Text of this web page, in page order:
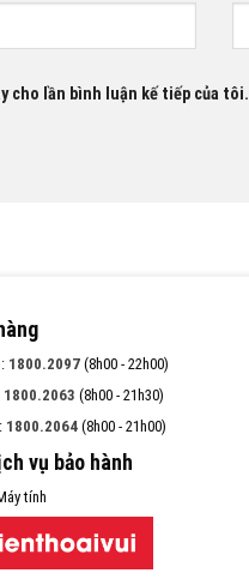
cho lần bình luận kế tiếp của tôi.
1800.2097(8h00 - 22h00)
1800.2063 (8h00 - 21h30)
1800.2064(8h00 - 21h00)
vụ bảo hành
tính